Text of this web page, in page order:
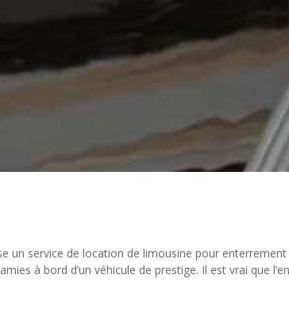
un service de location de limousine pour
à bord d’un véhicule de prestige. Il est vrai que